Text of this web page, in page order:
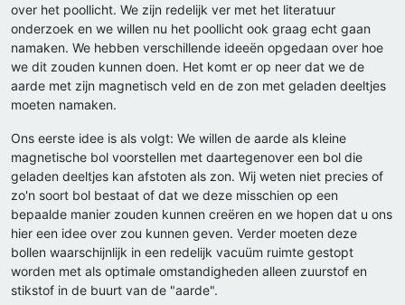
over het poollicht. We zijn redelijk ver met het literatuur
onderzoek en we willen nu het poollicht ook graag echt gaan
namaken. We hebben verschillende ideeën opgedaan over hoe
we dit zouden kunnen doen. Het komt er op neer dat we de
aarde met zijn magnetisch veld en de zon met geladen deeltjes
moeten namaken.
Ons eerste idee is als volgt: We willen de aarde als kleine
magnetische bol voorstellen met daartegenover een bol die
geladen deeltjes kan afstoten als zon. Wij weten niet precies of
zo'n soort bol bestaat of dat we deze misschien op een
bepaalde manier zouden kunnen creëren en we hopen dat u ons
hier een idee over zou kunnen geven. Verder moeten deze
bollen waarschijnlijk in een redelijk vacuüm ruimte gestopt
worden met als optimale omstandigheden alleen zuurstof en
stikstof in de buurt van de "aarde".